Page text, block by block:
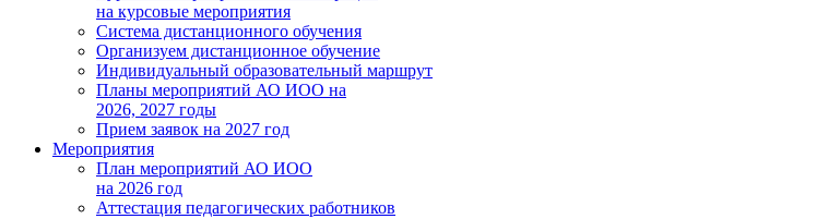
на курсовые мероприятия
Система дистанционного обучения
Организуем дистанционное обучение
Индивидуальный образовательный маршрут
Планы мероприятий АО ИОО на
2026, 2027 годы
Прием заявок на 2027 год
Мероприятия
План мероприятий АО ИОО
на 2026 год
Аттестация педагогических работников